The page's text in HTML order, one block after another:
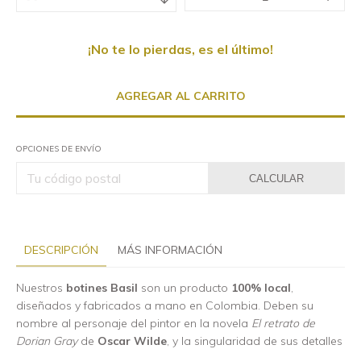
¡No te lo pierdas, es el último!
OPCIONES DE ENVÍO
CALCULAR
DESCRIPCIÓN MÁS INFORMACIÓN
Nuestros botines Basil son un producto 100% local,
diseñados y fabricados a mano en Colombia. Deben su
nombre al personaje del pintor en la novela El retrato de
Dorian Grayde Oscar Wilde, y la singularidad de sus detalles